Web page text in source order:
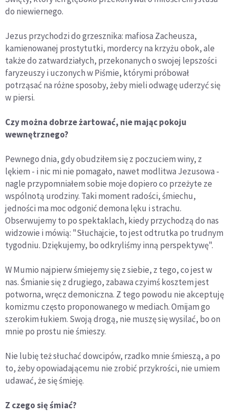
do niewiernego.
Jezus przychodzi do grzesznika: mafiosa Zacheusza,
kamienowanej prostytutki, mordercy na krzyżu obok, ale
także do zatwardziałych, przekonanych o swojej lepszości
faryzeuszy i uczonych w Piśmie, którymi próbował
potrząsać na różne sposoby, żeby mieli odwagę uderzyć się
w piersi.
Czy można dobrze żartować, nie mając pokoju
wewnętrznego?
Pewnego dnia, gdy obudziłem się z poczuciem winy, z
lękiem - i nic mi nie pomagało, nawet modlitwa Jezusowa -
nagle przypomniałem sobie moje dopiero co przeżyte ze
wspólnotą urodziny. Taki moment radości, śmiechu,
jedności ma moc odgonić demona lęku i strachu.
Obserwujemy to po spektaklach, kiedy przychodzą do nas
widzowie i mówią: "Słuchajcie, to jest odtrutka po trudnym
tygodniu. Dziękujemy, bo odkryliśmy inną perspektywę".
W Mumio najpierw śmiejemy się z siebie, z tego, co jest w
nas. Śmianie się z drugiego, zabawa czyimś kosztem jest
potworna, wręcz demoniczna. Z tego powodu nie akceptuję
komizmu często proponowanego w mediach. Omijam go
szerokim łukiem. Swoją drogą, nie muszę się wysilać, bo on
mnie po prostu nie śmieszy.
Nie lubię też słuchać dowcipów, rzadko mnie śmieszą, a po
to, żeby opowiadającemu nie zrobić przykrości, nie umiem
udawać, że się śmieję.
Z czego się śmiać?